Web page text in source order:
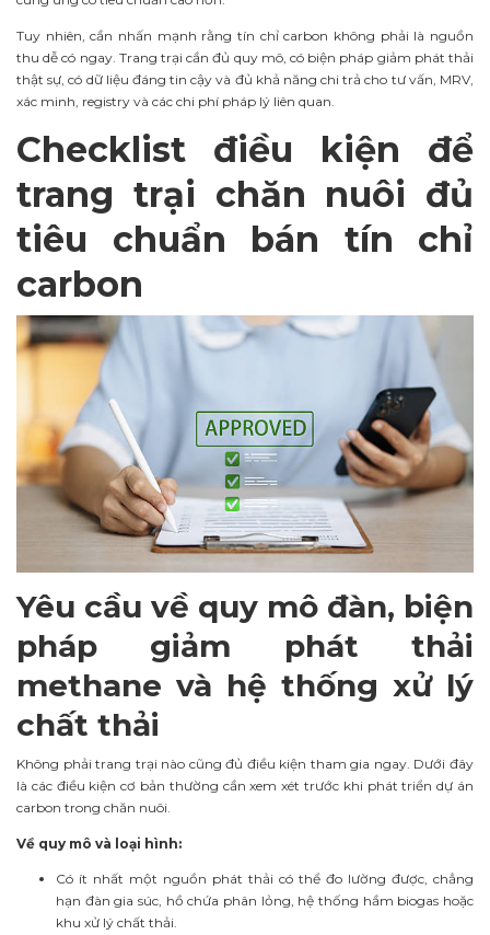
Tuy nhiên, cần nhấn mạnh rằng tín chỉ carbon không phải là nguồn
thu dễ có ngay. Trang trại cần đủ quy mô, có biện pháp giảm phát thải
thật sự, có dữ liệu đáng tin cậy và đủ khả năng chi trả cho tư vấn, MRV,
xác minh, registry và các chi phí pháp lý liên quan.
Checklist điều kiện để
trang trại chăn nuôi đủ
tiêu chuẩn bán tín chỉ
carbon
Yêu cầu về quy mô đàn, biện
pháp giảm phát thải
methane và hệ thống xử lý
chất thải
Không phải trang trại nào cũng đủ điều kiện tham gia ngay. Dưới đây
là các điều kiện cơ bản thường cần xem xét trước khi phát triển dự án
carbon trong chăn nuôi.
Về quy mô và loại hình:
Có ít nhất một nguồn phát thải có thể đo lường được, chẳng
hạn đàn gia súc, hồ chứa phân lỏng, hệ thống hầm biogas hoặc
khu xử lý chất thải.